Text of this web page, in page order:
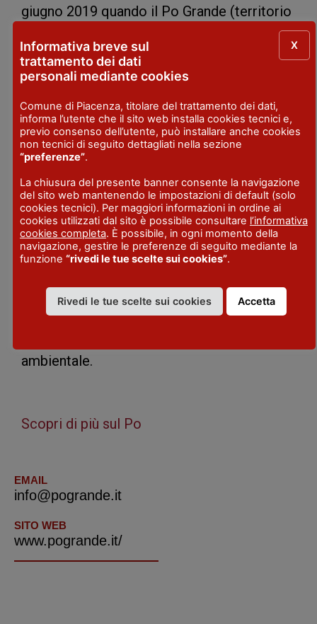
giugno 2019 quando il Po Grande (territorio
provincia di Piacenza e si estende per 250
km fluviali suddivisi fra 85 comuni
Romagna e Veneto) viene denominato
Riserva, dal Consiglio Internazionale di
Coordinamento del Programma MaB.
Ogni Riserva deve perseguire tre funzioni:
– Conservazione delle risorse genetiche,
delle specie, degli ecosistemi e del
paesaggio,
– Supporto logistico per incoraggiare e
sostenere le attività di ricerca, di
ambientale.
Scopri di più sul Po
EMAIL
info@pogrande.it
SITO WEB
www.pogrande.it/
Informativa breve sul
trattamento dei dati
personali mediante cookies
Comune di Piacenza, titolare del trattamento dei dati,
informa l’utente che il sito web installa cookies tecnici e,
previo consenso dell’utente, può installare anche cookies
non tecnici di seguito dettagliati nella sezione
“preferenze”.
La chiusura del presente banner consente la navigazione
del sito web mantenendo le impostazioni di default (solo
cookies tecnici). Per maggiori informazioni in ordine ai
cookies utilizzati dal sito è possibile consultare l’informativa
cookies completa. È possibile, in ogni momento della
navigazione, gestire le preferenze di seguito mediante la
funzione “rivedi le tue scelte sui cookies”.
Rivedi le tue scelte sui cookies Accetta
X